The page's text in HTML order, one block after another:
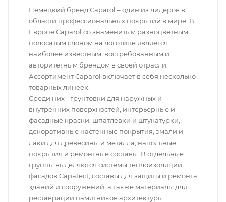
Немецкий бренд Caparol – один из лидеров в
области профессиональных покрытий в мире. В
Европе Caparol со знаменитым разноцветным
полосатым слоном на логотипе является
наиболее известным, востребованным и
авторитетным брендом в своей отрасли.
Ассортимент Caparol включает в себя несколько
товарных линеек.
Среди них - грунтовки для наружных и
внутренних поверхностей, интерьерные и
фасадные краски, шпатлевки и штукатурки,
декоративные настенные покрытия, эмали и
лаки для древесины и металла, напольные
покрытия и ремонтные составы. В отдельные
группы выделяются системы теплоизоляции
фасадов Capatect, составы для защиты и ремонта
зданий и сооружений, а также материалы для
реставрации памятников архитектуры.